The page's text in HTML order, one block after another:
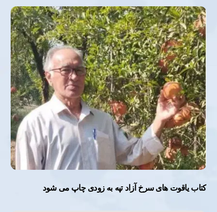
کتاب یاقوت های سرخ آزاد تپه به زودی چاپ می شود